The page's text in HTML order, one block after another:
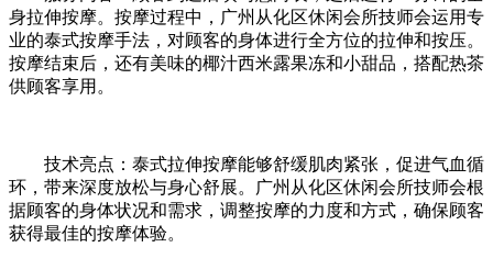
身拉伸按摩。按摩过程中，广州从化区休闲会所技师会运用专
业的泰式按摩手法，对顾客的身体进行全方位的拉伸和按压。
按摩结束后，还有美味的椰汁西米露果冻和小甜品，搭配热茶
供顾客享用。
技术亮点：泰式拉伸按摩能够舒缓肌肉紧张，促进气血循
环，带来深度放松与身心舒展。广州从化区休闲会所技师会根
据顾客的身体状况和需求，调整按摩的力度和方式，确保顾客
获得最佳的按摩体验。